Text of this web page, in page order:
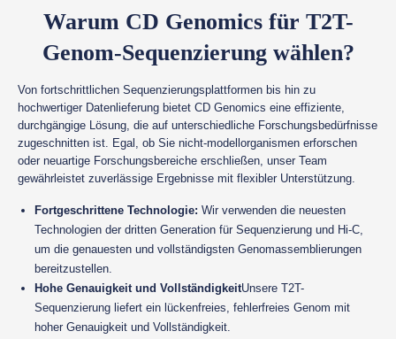
Warum CD Genomics für T2T-
Genom-Sequenzierung wählen?
Von fortschrittlichen Sequenzierungsplattformen bis hin zu
hochwertiger Datenlieferung bietet CD Genomics eine effiziente,
durchgängige Lösung, die auf unterschiedliche Forschungsbedürfnisse
zugeschnitten ist. Egal, ob Sie nicht-modellorganismen erforschen
oder neuartige Forschungsbereiche erschließen, unser Team
gewährleistet zuverlässige Ergebnisse mit flexibler Unterstützung.
Fortgeschrittene Technologie: Wir verwenden die neuesten
Technologien der dritten Generation für Sequenzierung und Hi-C,
um die genauesten und vollständigsten Genomassemblierungen
bereitzustellen.
Hohe Genauigkeit und VollständigkeitUnsere T2T-
Sequenzierung liefert ein lückenfreies, fehlerfreies Genom mit
hoher Genauigkeit und Vollständigkeit.